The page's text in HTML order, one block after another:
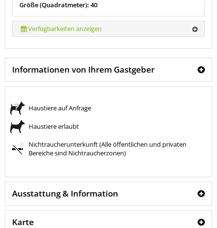
Größe (Quadratmeter): 40
Verfügbarkeiten anzeigen
Informationen von Ihrem Gastgeber
Haustiere auf Anfrage
Haustiere erlaubt
Nichtraucherunterkunft (Alle öffentlichen und privaten
Bereiche sind Nichtraucherzonen)
Ausstattung & Information
Karte